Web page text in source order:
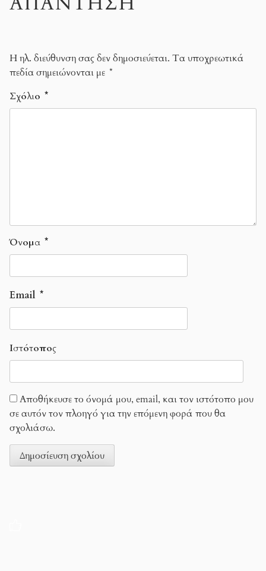
Η ηλ. διεύθυνση σας δεν δημοσιεύεται. Τα υποχρεωτικά
πεδία σημειώνονται με *
Σχόλιο *
Όνομα *
Email *
Ιστότοπος
Αποθήκευσε το όνομά μου, email, και τον ιστότοπο μου
σε αυτόν τον πλοηγό για την επόμενη φορά που θα
σχολιάσω.